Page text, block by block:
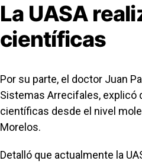
La UASA
científicas
Por su parte, el doctor Juan
Sistemas Arrecifales, explicó
científicas desde el nivel
Morelos.
Detalló que actualmente la